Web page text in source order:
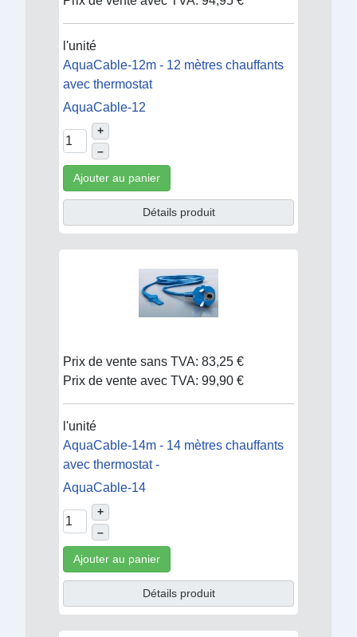
l'unité
AquaCable-12m - 12 mètres chauffants
avec thermostat
AquaCable-12
+
–
Ajouter au panier
Détails produit
Prix de vente sans TVA: 83,25 €
Prix de vente avec TVA: 99,90 €
l'unité
AquaCable-14m - 14 mètres chauffants
avec thermostat -
AquaCable-14
+
–
Ajouter au panier
Détails produit